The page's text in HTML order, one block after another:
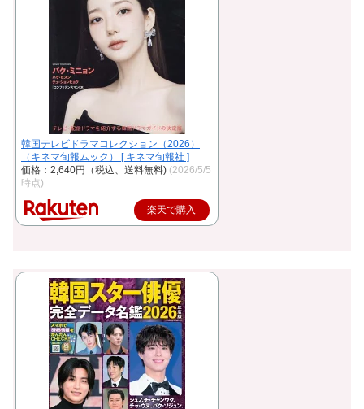
韓国テレビドラマコレクション（2026）
（キネマ旬報ムック） [ キネマ旬報社 ]
価格：2,640円（税込、送料無料) (2026/5/5
時点)
楽天で購入